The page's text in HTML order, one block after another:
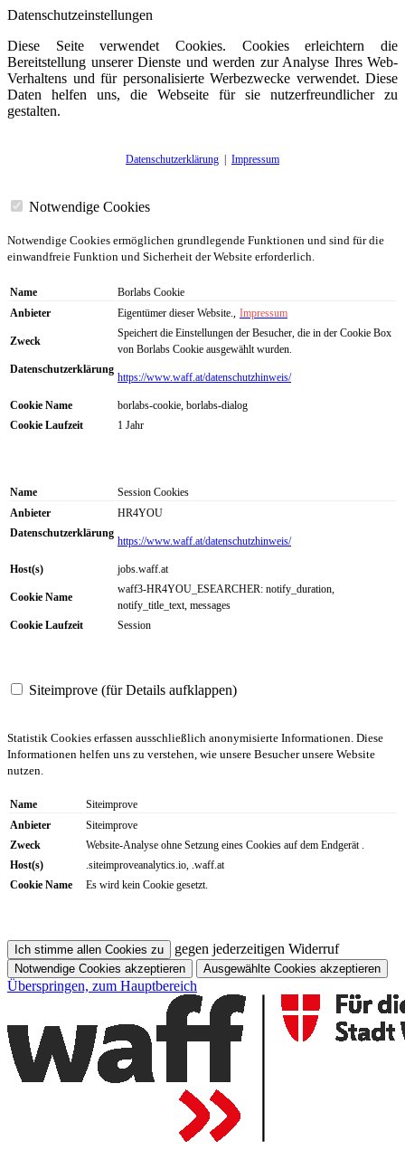
Datenschutzeinstellungen
Diese Seite verwendet Cookies. Cookies erleichtern die
Bereitstellung unserer Dienste und werden zur Analyse Ihres Web-
Verhaltens und für personalisierte Werbezwecke verwendet. Diese
Daten helfen uns, die Webseite für sie nutzerfreundlicher zu
gestalten.
Datenschutzerklärung Impressum
Notwendige Cookies
Notwendige Cookies ermöglichen grundlegende Funktionen und sind für die
einwandfreie Funktion und Sicherheit der Website erforderlich.
Name
Borlabs Cookie
Anbieter
Eigentümer dieser Website., Impressum
Zweck
Speichert die Einstellungen der Besucher, die in der Cookie Box
von Borlabs Cookie ausgewählt wurden.
Datenschutzerklärung
https://www.waff.at/datenschutzhinweis/
Cookie Name
borlabs-cookie, borlabs-dialog
Cookie Laufzeit
1 Jahr
Name
Session Cookies
Anbieter
HR4YOU
Datenschutzerklärung
https://www.waff.at/datenschutzhinweis/
Host(s) jobs.waff.at
Cookie Name
waff3-HR4YOU_ESEARCHER: notify_duration,
notify_title_text, messages
Cookie Laufzeit
Session
Siteimprove (für Details aufklappen)
Statistik Cookies erfassen ausschließlich anonymisierte Informationen. Diese
Informationen helfen uns zu verstehen, wie unsere Besucher unsere Website
nutzen.
Name
Siteimprove
Anbieter
Siteimprove
Zweck
Website-Analyse ohne Setzung eines Cookies auf dem Endgerät .
Host(s)
.siteimproveanalytics.io, .waff.at
Cookie Name
Es wird kein Cookie gesetzt.
Ich stimme allen Cookies zu gegen jederzeitigen Widerruf
Notwendige Cookies akzeptieren Ausgewählte Cookies akzeptieren
Überspringen, zum Hauptbereich